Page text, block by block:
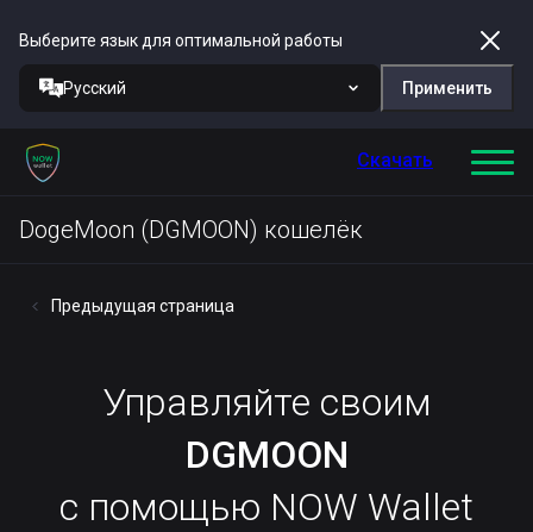
Выберите язык для оптимальной работы
Русский Применить
Скачать
DogeMoon (DGMOON) кошелёк
Предыдущая страница
Управляйте своим
DGMOON
с помощью NOW Wallet